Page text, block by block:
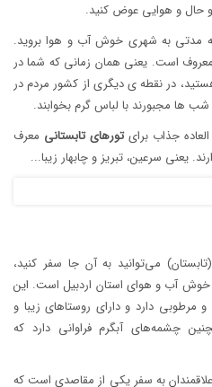
و حال و هوایی عوض کنید.
مدتی به شهری خوش آب و هوا بروید.
است. یعنی همان زمانی که شما در
در نقطه ی دیگری از کشور مردم در
ها مجبورند با لباس گرم بخوابند.
جذاب برایتورهای تابستانی معرف
یعنی سرعین، تبریز و چابهار زیبا...
می‌توانید به آن‌ جا سفر کنید،
آب و هوای استان اردبیل است. این
دارد و دارای روستاهای زیبا و
چشمه‌های آبگرم فراوانی دارد که
به سفر یکی از مقاصدی است که